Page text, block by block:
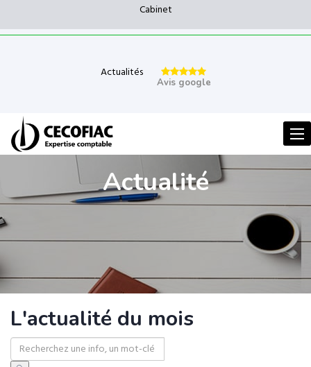
Cabinet
Actualités
Avis google
Actualité
L'actualité du mois